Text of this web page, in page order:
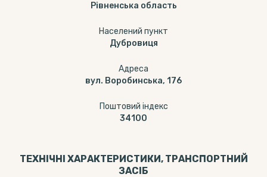
Рівненська область
Населений пункт
Дубровиця
Адреса
вул. Воробинська, 176
Поштовий індекс
34100
ТЕХНІЧНІ ХАРАКТЕРИСТИКИ, ТРАНСПОРТНИЙ
ЗАСІБ